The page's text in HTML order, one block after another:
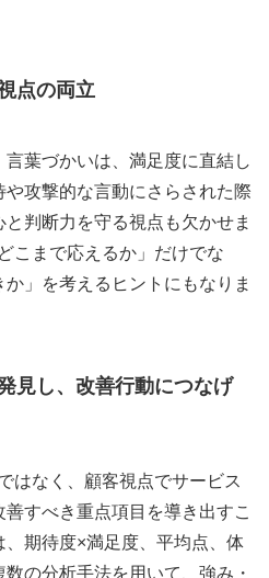
点の両立
葉づかいは、満足度に直結し
や攻撃的な言動にさらされた際
判断力を守る視点も欠かせま
こまで応えるか」だけでな
」を考えるヒントにもなりま
見し、改善行動につなげ
はなく、顧客視点でサービス
すべき重点項目を導き出すこ
期待度×満足度、平均点、体
の分析手法を用いて、強み・